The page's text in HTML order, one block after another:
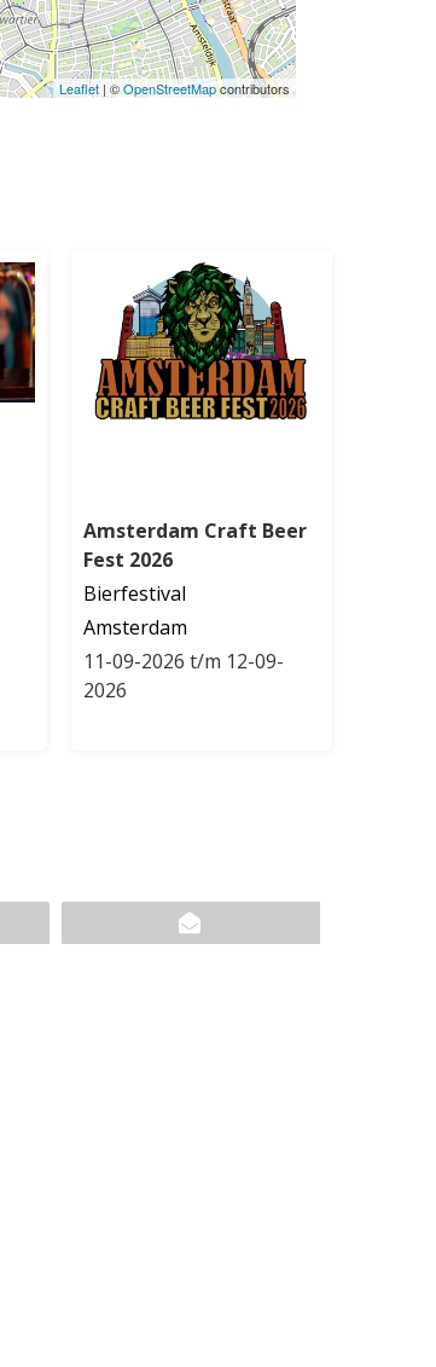
Leaflet | ©OpenStreetMapcontributors
Amsterdam Craft Beer
Fest 2026
Bierfestival
Amsterdam
11-09-2026 t/m 12-09-
2026